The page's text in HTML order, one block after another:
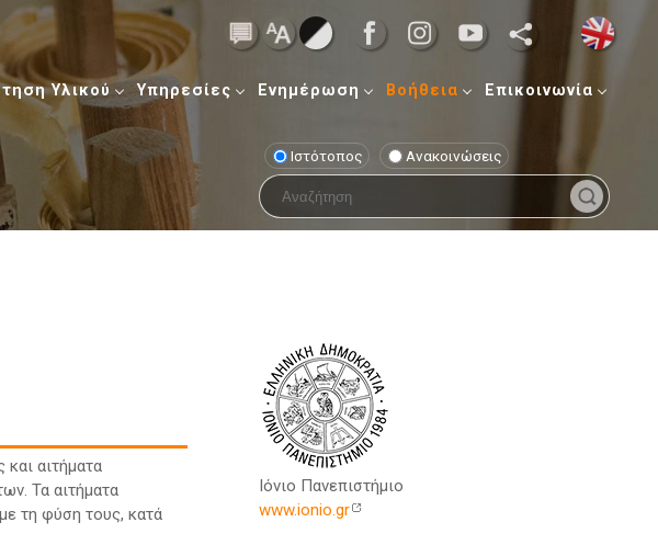
Υλικού Υπηρεσίες Ενημέρωση Βοήθεια Επικοινωνία
Ιστότοπος Ανακοινώσεις
αιτήματα
Τα αιτήματα
τη φύση τους, κατά
Ιόνιο Πανεπιστήμιο
www.ionio.gr